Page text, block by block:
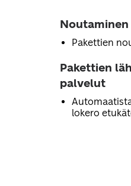
Noutaminen
Pakettien
Pakettien
palvelut
lokero